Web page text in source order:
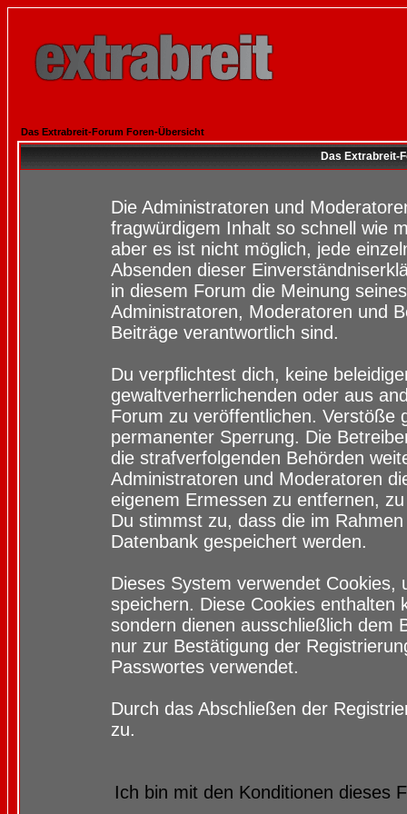
Das Extrabreit-Forum Foren-Übersicht
Das Extrabreit-
Die Administratoren und
fragwürdigem Inhalt so schnell wie
aber es ist nicht möglich, jede
Absenden dieser
in diesem Forum die Meinung
Administratoren, Moderatoren und
Beiträge verantwortlich sind.
Du verpflichtest dich, keine
gewaltverherrlichenden oder aus
Forum zu veröffentlichen. Verstöße
permanenter Sperrung. Die
die strafverfolgenden Behörden
Administratoren und Moderatoren
eigenem Ermessen zu entfernen,
Du stimmst zu, dass die im
Datenbank gespeichert werden.
Dieses System verwendet
speichern. Diese Cookies enthalten
sondern dienen ausschließlich dem
nur zur Bestätigung der
Passwortes verwendet.
Durch das Abschließen der
zu.
Ich bin mit den Konditionen dieses